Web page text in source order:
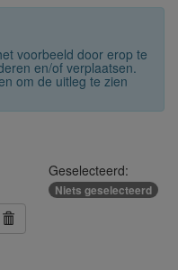
voorbeeld door erop te
en/of verplaatsen.
om de uitleg te zien
Geselecteerd:
Niets geselecteerd